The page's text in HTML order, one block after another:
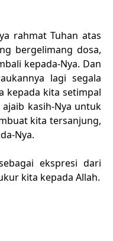
rahmat Tuhan atas
bergelimang dosa,
kepada-Nya. Dan
lagi segala
kepada kita setimpal
kasih-Nya untuk
kita tersanjung,
Nya.
ekspresi dari
kita kepada Allah.